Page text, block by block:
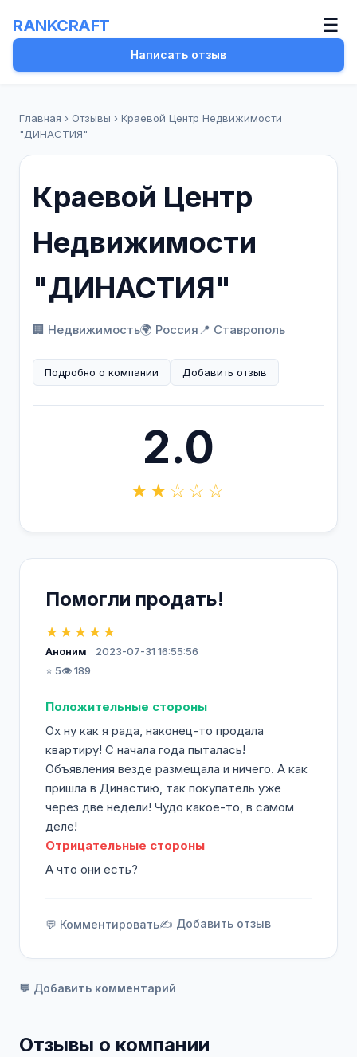
RANKCRAFT ☰
Написать отзыв
Главная › Отзывы › Краевой Центр Недвижимости
"ДИНАСТИЯ"
Краевой Центр
Недвижимости
"ДИНАСТИЯ"
🏢 Недвижимость🌍 Россия📍 Ставрополь
Подробно о компании Добавить отзыв
2.0
★★☆☆☆
Помогли продать!
★★★★★
Аноним
2023-07-31 16:55:56
⭐ 5👁️ 189
Положительные стороны
Ох ну как я рада, наконец-то продала
квартиру! С начала года пыталась!
Объявления везде размещала и ничего. А как
пришла в Династию, так покупатель уже
через две недели! Чудо какое-то, в самом
деле!
Отрицательные стороны
А что они есть?
💬 Комментировать✍️ Добавить отзыв
💬 Добавить комментарий
Отзывы о компании